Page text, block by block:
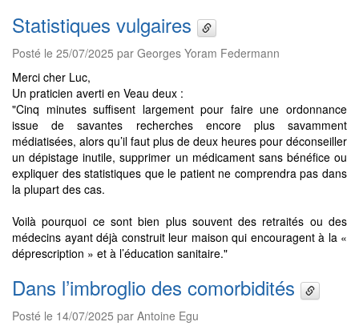
Statistiques vulgaires
Posté le 25/07/2025 par Georges Yoram Federmann
Merci cher Luc,
Un praticien averti en Veau deux :
"Cinq minutes suffisent largement pour faire une ordonnance
issue de savantes recherches encore plus savamment
médiatisées, alors qu’il faut plus de deux heures pour déconseiller
un dépistage inutile, supprimer un médicament sans bénéfice ou
expliquer des statistiques que le patient ne comprendra pas dans
la plupart des cas.
Voilà pourquoi ce sont bien plus souvent des retraités ou des
médecins ayant déjà construit leur maison qui encouragent à la «
déprescription » et à l’éducation sanitaire."
Dans l’imbroglio des comorbidités
Posté le 14/07/2025 par Antoine Egu